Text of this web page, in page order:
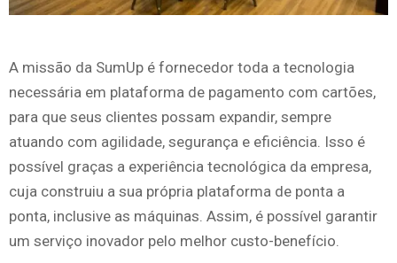
A missão da SumUp é fornecedor toda a tecnologia
necessária em plataforma de pagamento com cartões,
para que seus clientes possam expandir, sempre
atuando com agilidade, segurança e eficiência. Isso é
possível graças a experiência tecnológica da empresa,
cuja construiu a sua própria plataforma de ponta a
ponta, inclusive as máquinas. Assim, é possível garantir
um serviço inovador pelo melhor custo-benefício.